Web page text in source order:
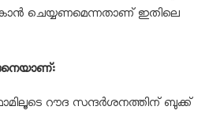
ചെയ്യണമെന്നതാണ് ഇതിലെ
റൗദ സന്ദർശനത്തിന് ബുക്ക്